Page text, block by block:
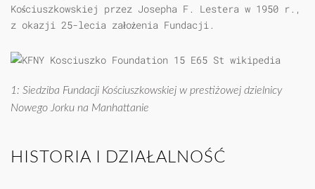
Kościuszkowskiej przez Josepha F. Lestera w 1950 r.,
z okazji 25-lecia założenia Fundacji.
1: Siedziba Fundacji Kościuszkowskiej w prestiżowej dzielnicy
Nowego Jorku na Manhattanie
HISTORIA I DZIAŁALNOŚĆ